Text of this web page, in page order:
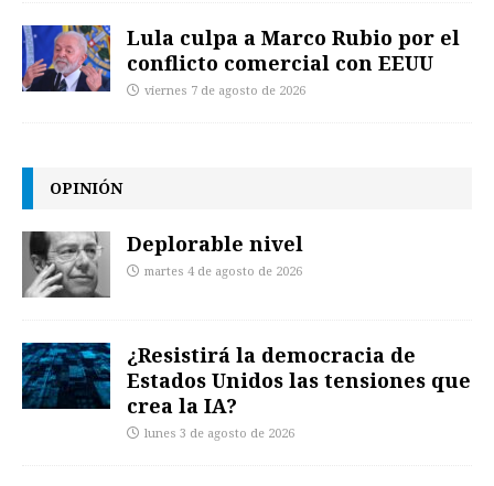
Lula culpa a Marco Rubio por el
conflicto comercial con EEUU
viernes 7 de agosto de 2026
OPINIÓN
Deplorable nivel
martes 4 de agosto de 2026
¿Resistirá la democracia de
Estados Unidos las tensiones que
crea la IA?
lunes 3 de agosto de 2026